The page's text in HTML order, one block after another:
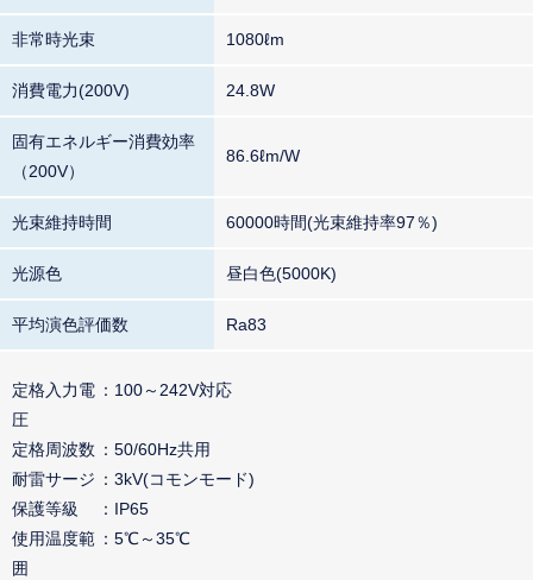
非常時光束 1080ℓm
消費電力(200V) 24.8W
固有エネルギー消費効率
（200V）
86.6ℓm/W
光束維持時間 60000時間(光束維持率97％)
光源色 昼白色(5000K)
平均演色評価数 Ra83
定格入力電
圧
100～242V対応
定格周波数
50/60Hz共用
耐雷サージ
3kV(コモンモード)
保護等級
IP65
使用温度範
囲
5℃～35℃